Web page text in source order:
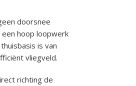
doorsnee
hoop loopwerk
is van
vliegveld.
richting de